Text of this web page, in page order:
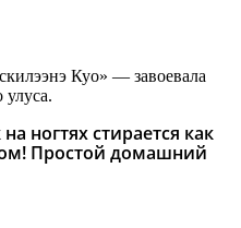
Куо» — завоевала
ногтях стирается как
Простой домашний